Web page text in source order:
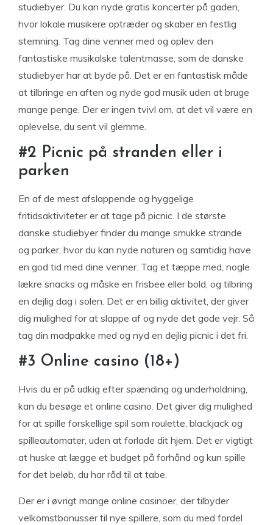
studiebyer. Du kan nyde gratis koncerter på gaden,
hvor lokale musikere optræder og skaber en festlig
stemning. Tag dine venner med og oplev den
fantastiske musikalske talentmasse, som de danske
studiebyer har at byde på. Det er en fantastisk måde
at tilbringe en aften og nyde god musik uden at bruge
mange penge. Der er ingen tvivl om, at det vil være en
oplevelse, du sent vil glemme.
#2 Picnic på stranden eller i
parken
En af de mest afslappende og hyggelige
fritidsaktiviteter er at tage på picnic. I de største
danske studiebyer finder du mange smukke strande
og parker, hvor du kan nyde naturen og samtidig have
en god tid med dine venner. Tag et tæppe med, nogle
lækre snacks og måske en frisbee eller bold, og tilbring
en dejlig dag i solen. Det er en billig aktivitet, der giver
dig mulighed for at slappe af og nyde det gode vejr. Så
tag din madpakke med og nyd en dejlig picnic i det fri.
#3 Online casino (18+)
Hvis du er på udkig efter spænding og underholdning,
kan du besøge et online casino. Det giver dig mulighed
for at spille forskellige spil som roulette, blackjack og
spilleautomater, uden at forlade dit hjem. Det er vigtigt
at huske at lægge et budget på forhånd og kun spille
for det beløb, du har råd til at tabe.
Der er i øvrigt mange online casinoer, der tilbyder
velkomstbonusser til nye spillere, som du med fordel